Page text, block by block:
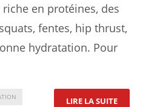
en protéines, des
fentes, hip thrust,
hydratation. Pour
LIRE LA SUITE: